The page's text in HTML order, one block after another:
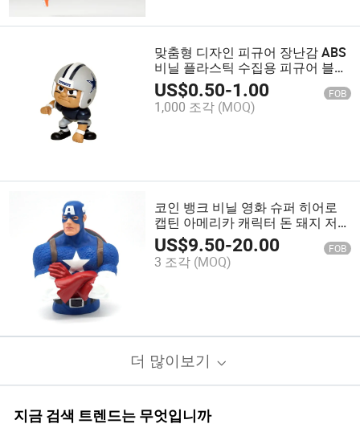
맞춤형 디자인 피규어 장난감 ABS
비닐 플라스틱 수집용 피규어 블라
인드 박스
US$0.50-1.00 FOB
1,000 조각 (MOQ)
코인 뱅크 비닐 영화 슈퍼 히어로
캡틴 아메리카 캐릭터 돈 돼지 저금
통
US$9.50-20.00 FOB
3 조각 (MOQ)
더 많이보기
지금 검색 트렌드는 무엇입니까